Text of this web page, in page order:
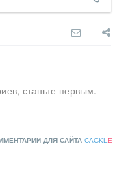
станьте первым.
ДЛЯ САЙТА CACKL E